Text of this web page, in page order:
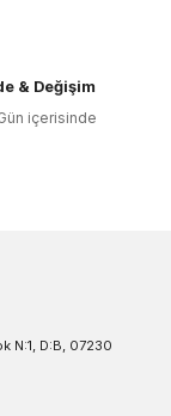
& Değişim
içerisinde
N:1, D:B, 07230